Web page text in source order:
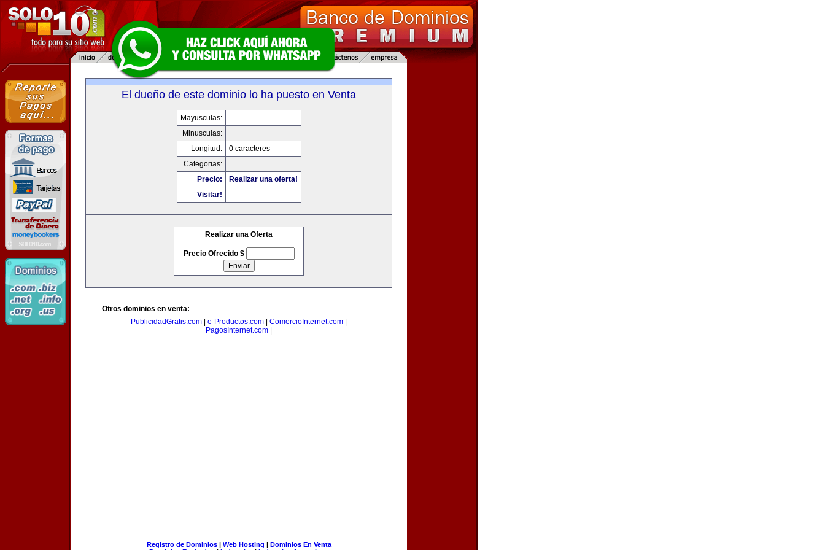
El dueño de este dominio lo ha puesto en Venta
Mayusculas:
Minusculas:
Longitud:
0 caracteres
Categorias:
Precio:
Realizar una oferta!
Visitar!
Realizar una Oferta
Precio Ofrecido $
Otros dominios en venta:
PublicidadGratis.com
e-Productos.com ComercioInternet.com
PagosInternet.com
Registro de Dominios| Web Hosting | Dominios En Venta